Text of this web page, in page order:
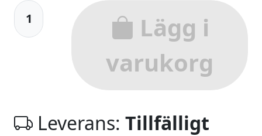
Lägg i
varukorg
Leverans: Tillfälligt